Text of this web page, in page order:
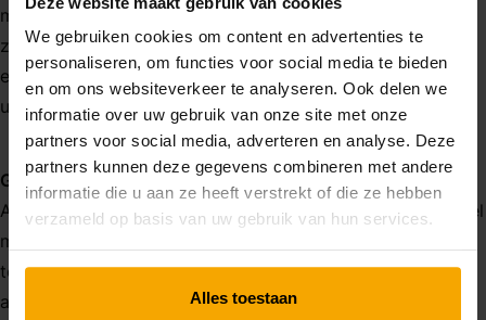
We gebruiken cookies om content en advertenties te
personaliseren, om functies voor social media te bieden
en om ons websiteverkeer te analyseren. Ook delen we
informatie over uw gebruik van onze site met onze
partners voor social media, adverteren en analyse. Deze
partners kunnen deze gegevens combineren met andere
informatie die u aan ze heeft verstrekt of die ze hebben
verzameld op basis van uw gebruik van hun services.
Alles toestaan
momenten heen trekken. Ook kun je eventueel steun
zoeken bij mede-afvallers, om elkaar te motiveren en
ervaringen uit te wisselen. Natuurlijk moet je het
uiteindelijk zelf doen.
Gemotiveerd blijven
Als afvallen super simpel was, dan hadden we allemaal wel
maatje 36. Je zult geheid lastige momenten of periodes
tegenkomen. Probeer dan gemotiveerd te blijven. Denk
aan waarvoor je het ook alweer doet en houd dat doel